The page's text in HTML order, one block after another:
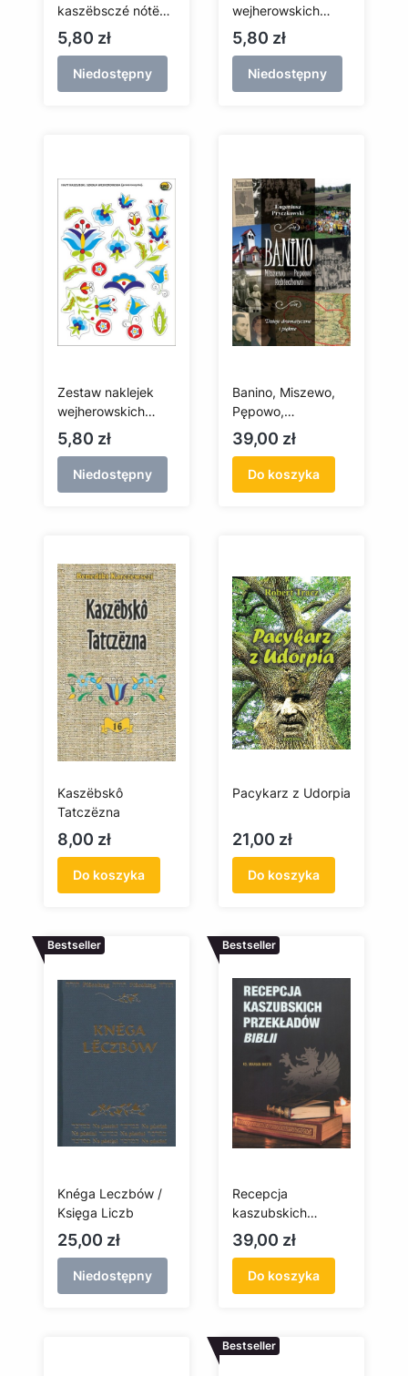
kaszëbsczé nótë
(białe tło)
Cena
5,80 zł
Niedostępny
wejherowskich
(białe tło)
Cena
5,80 zł
Niedostępny
Zestaw naklejek
wejherowskich
(przezroczyste tło)
Cena
5,80 zł
Niedostępny
Banino, Miszewo,
Pępowo,
Rębiechowo. Dzieje
dramatyczne i
piękne
Cena
39,00 zł
Do koszyka
Kaszëbskô
Tatczëzna
Cena
8,00 zł
Do koszyka
Pacykarz z Udorpia
Cena
21,00 zł
Do koszyka
Bestseller
Knéga Leczbów /
Księga Liczb
Cena
25,00 zł
Niedostępny
Bestseller
Recepcja
kaszubskich
przekładów Biblii
Cena
39,00 zł
Do koszyka
Bestseller